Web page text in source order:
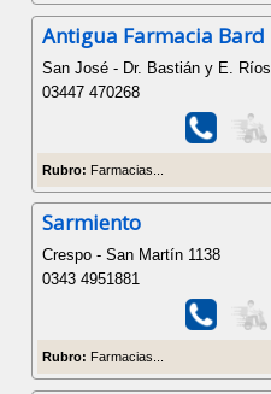
Antigua Farmacia Bard
San José - Dr. Bastián y E. Ríos
03447 470268
Rubro: Farmacias...
Sarmiento
Crespo - San Martín 1138
0343 4951881
Rubro: Farmacias...